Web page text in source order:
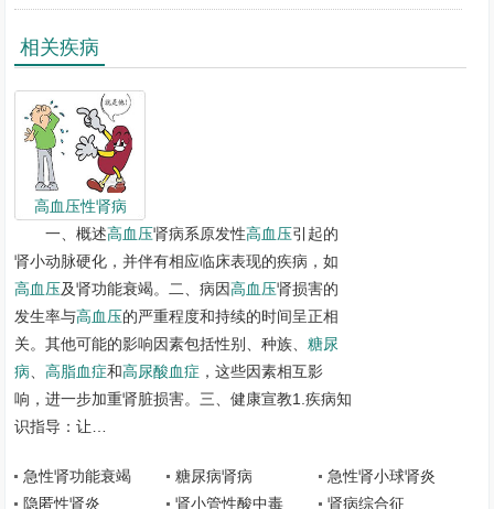
社区大讲堂等，此外，我中心还定期开展世界肾脏日活动、各项义诊
活动，目前已构建了从初期防治、中期治疗到晚期整合性照护的管理
体系，以便最大程度上减少患者的病痛，减轻家庭及社会的经济负
担。
四、亚专业建设
肾病中心一贯重视人才培养及医疗梯队建设。定期组织人员进行
外出进修。为科室的亚专业建设打下了坚实的基础。目前科室已开展
亚专业如下：
危重症血液净化CRRT团队：承担副中心危重肾脏疾病患者的救
治工作，为CCU、呼吸科、血液科、神经内科、普外科、
泌尿外科、甲状腺外科等临床科室危重症肾功能衰竭患者保驾护航。
目前小组具有CRRT机器6台，年均治疗量1500余例次，除常规CRRT
治疗以外，已开展了单膜血浆置换、双重滤过血浆置换、及特殊血浆
置换技术。
透析通路团队：可独立进行动静脉内瘘成型术、内瘘修补术、经
皮动静脉内瘘球囊扩张术、临时/长期深静脉置管术，常规腹膜透析
相关疾病
高血压性肾病
一、概述高血压肾病系原发性高血压引起的
肾小动脉硬化，并伴有相应临床表现的疾病，如
高血压及肾功能衰竭。二、病因高血压肾损害的
发生率与高血压的严重程度和持续的时间呈正相
关。其他可能的影响因素包括性别、种族、糖尿
病 、高脂血症和高尿酸血症 ，这些因素相互影
响，进一步加重肾脏损害。三、健康宣教1.疾病知
识指导：让…
急性肾功能衰竭 糖尿病肾病
急性肾小球肾炎
隐匿性肾炎
肾小管性酸中毒
肾病综合征